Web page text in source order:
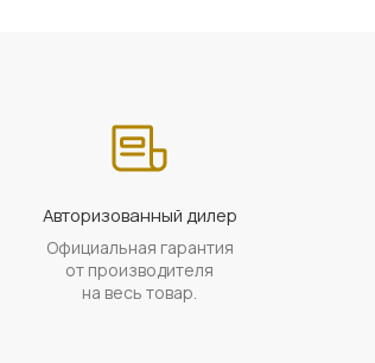
Авторизованный дилер
Официальная гарантия
от производителя
на весь товар.